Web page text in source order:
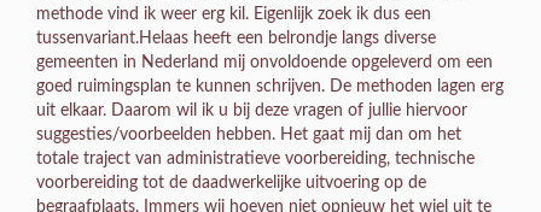
methode vind ik weer erg kil. Eigenlijk zoek ik dus een
tussenvariant.Helaas heeft een belrondje langs diverse
gemeenten in Nederland mij onvoldoende opgeleverd om een
goed ruimingsplan te kunnen schrijven. De methoden lagen erg
uit elkaar. Daarom wil ik u bij deze vragen of jullie hiervoor
suggesties/voorbeelden hebben. Het gaat mij dan om het
totale traject van administratieve voorbereiding, technische
voorbereiding tot de daadwerkelijke uitvoering op de
begraafplaats. Immers wij hoeven niet opnieuw het wiel uit te